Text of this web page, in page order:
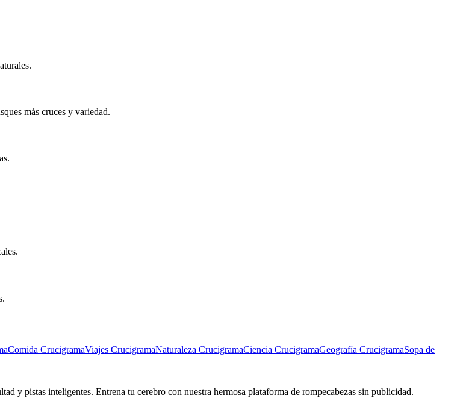
más cruces y variedad.
Comida CrucigramaViajes CrucigramaNaturaleza CrucigramaCiencia CrucigramaGeografía CrucigramaSopa de
y pistas inteligentes. Entrena tu cerebro con nuestra hermosa plataforma de rompecabezas sin publicidad.